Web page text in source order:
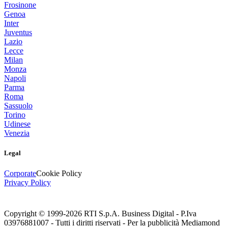
Frosinone
Genoa
Inter
Juventus
Lazio
Lecce
Milan
Monza
Napoli
Parma
Roma
Sassuolo
Torino
Udinese
Venezia
Legal
CorporateCookie Policy
Privacy Policy
Copyright © 1999-2026 RTI S.p.A. Business Digital - P.Iva
03976881007 - Tutti i diritti riservati - Per la pubblicità Mediamond